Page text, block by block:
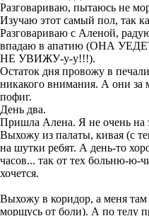
Разговариваю, пытаюсь не
Изучаю этот самый пол, так
Разговариваю с Аленой,
впадаю в апатию (ОНА
НЕ УВИЖУ-у-у!!!).
Остаток дня провожу в
никакого внимания. А они за
пофиг.
День два.
Пришла Алена. Я не очень на
Выхожу из палаты, кивая (с
на шутки ребят. А день-то
часов... так от тех больню-ю-
хочется.
Выхожу в коридор, а меня
морщусь от боли). А по телу